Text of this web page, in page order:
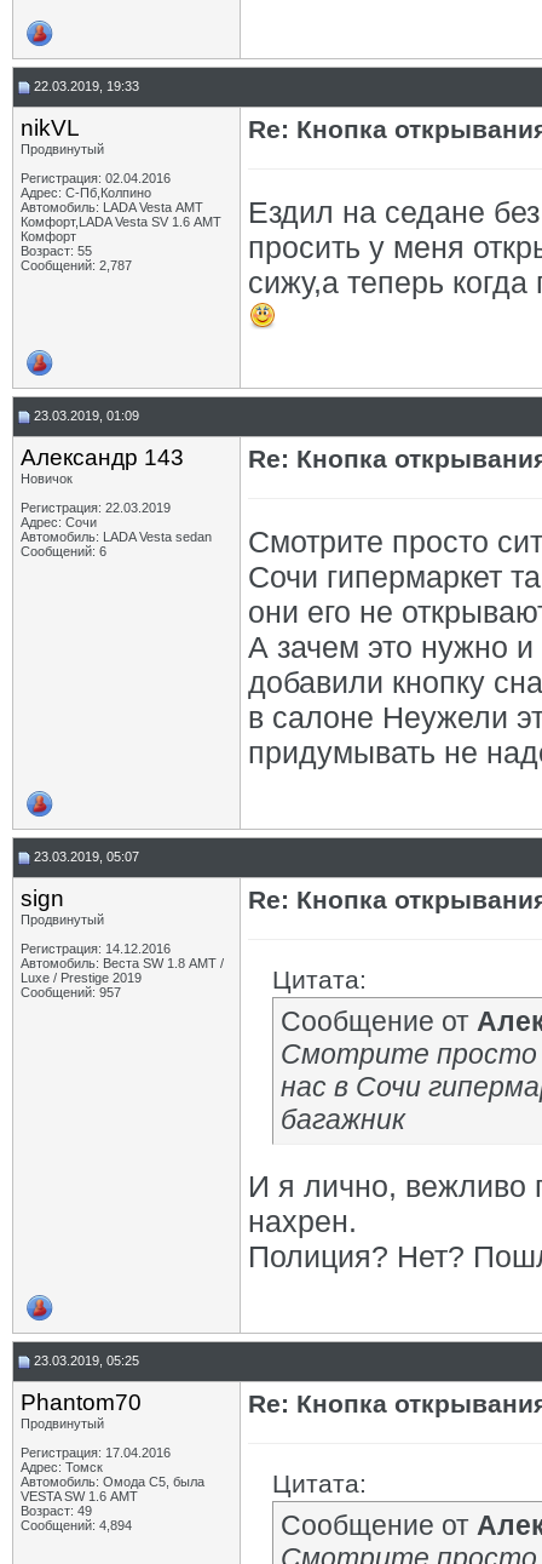
22.03.2019, 19:33
nikVL
Продвинутый
Регистрация: 02.04.2016
Адрес: С-Пб,Колпино
Автомобиль: LADA Vesta АМТ
Комфорт,LADA Vesta SV 1.6 АМТ
Комфорт
Возраст: 55
Сообщений: 2,787
Re: Кнопка
Ездил на седане
просить у меня
сижу,а теперь
23.03.2019, 01:09
Александр 143
Новичок
Регистрация: 22.03.2019
Адрес: Сочи
Автомобиль: LADA Vesta sedan
Сообщений: 6
Re: Кнопка
Смотрите просто
Сочи гипермаркет
они его не
А зачем это нужно
добавили кнопку
в салоне Неужели
придумывать не
23.03.2019, 05:07
sign
Продвинутый
Регистрация: 14.12.2016
Автомобиль: Веста SW 1.8 АМТ /
Luxe / Prestige 2019
Сообщений: 957
Re: Кнопка
Цитата:
Сообщение от
Смотрите просто
нас в Сочи
багажник
И я лично, вежливо
нахрен.
Полиция? Нет?
23.03.2019, 05:25
Phantom70
Продвинутый
Регистрация: 17.04.2016
Адрес: Томск
Автомобиль: Омода С5, была
VESTA SW 1.6 АМТ
Возраст: 49
Сообщений: 4,894
Re: Кнопка
Цитата:
Сообщение от